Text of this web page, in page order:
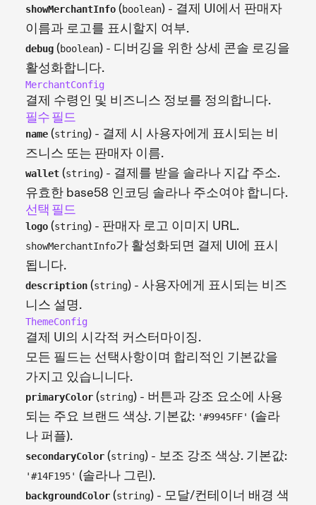
showMerchantInfo (boolean) - 결제 UI에서 판매자
이름과 로고를 표시할지 여부.
debug (boolean) - 디버깅을 위한 상세 콘솔 로깅을
활성화합니다.
MerchantConfig
결제 수령인 및 비즈니스 정보를 정의합니다.
필수 필드
name (string) - 결제 시 사용자에게 표시되는 비
즈니스 또는 판매자 이름.
wallet (string) - 결제를 받을 솔라나 지갑 주소.
유효한 base58 인코딩 솔라나 주소여야 합니다.
선택 필드
logo (string) - 판매자 로고 이미지 URL.
showMerchantInfo가 활성화되면 결제 UI에 표시
됩니다.
description (string) - 사용자에게 표시되는 비즈
니스 설명.
ThemeConfig
결제 UI의 시각적 커스터마이징.
모든 필드는 선택사항이며 합리적인 기본값을
가지고 있습니니다.
primaryColor (string) - 버튼과 강조 요소에 사용
되는 주요 브랜드 색상. 기본값: '#9945FF' (솔라
나 퍼플).
secondaryColor (string) - 보조 강조 색상. 기본값:
'#14F195' (솔라나 그린).
backgroundColor (string) - 모달/컨테이너 배경 색